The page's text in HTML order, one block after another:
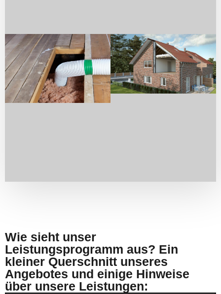
Wie sieht unser
Leistungsprogramm aus? Ein
kleiner Querschnitt unseres
Angebotes und einige Hinweise
über unsere Leistungen: